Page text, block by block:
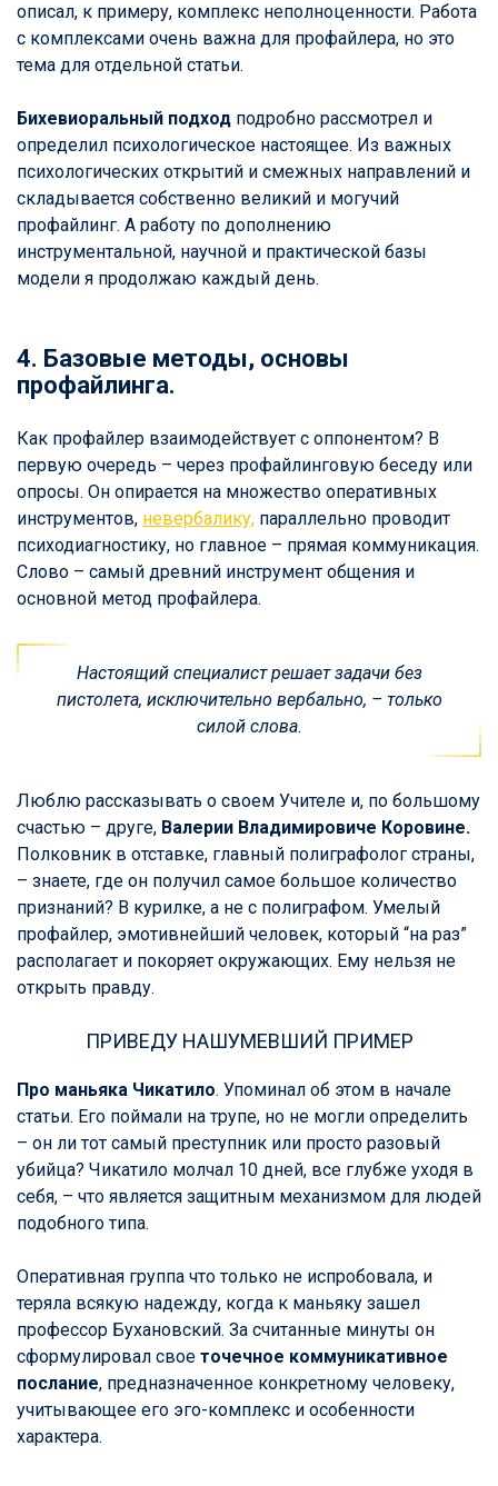
описал, к примеру, комплекс неполноценности. Работа
с комплексами очень важна для профайлера, но это
тема для отдельной статьи.
Бихевиоральный подход подробно рассмотрел и
определил психологическое настоящее. Из важных
психологических открытий и смежных направлений и
складывается собственно великий и могучий
профайлинг. А работу по дополнению
инструментальной, научной и практической базы
модели я продолжаю каждый день.
4. Базовые методы, основы
профайлинга.
Как профайлер взаимодействует с оппонентом? В
первую очередь – через профайлинговую беседу или
опросы. Он опирается на множество оперативных
инструментов, невербалику, параллельно проводит
психодиагностику, но главное – прямая коммуникация.
Слово – самый древний инструмент общения и
основной метод профайлера.
Настоящий специалист решает задачи без
пистолета, исключительно вербально, – только
силой слова.
Люблю рассказывать о своем Учителе и, по большому
счастью – друге, Валерии Владимировиче Коровине.
Полковник в отставке, главный полиграфолог страны,
– знаете, где он получил самое большое количество
признаний? В курилке, а не с полиграфом. Умелый
профайлер, эмотивнейший человек, который “на раз”
располагает и покоряет окружающих. Ему нельзя не
открыть правду.
ПРИВЕДУ НАШУМЕВШИЙ ПРИМЕР
Про маньяка Чикатило. Упоминал об этом в начале
статьи. Его поймали на трупе, но не могли определить
– он ли тот самый преступник или просто разовый
убийца? Чикатило молчал 10 дней, все глубже уходя в
себя, – что является защитным механизмом для людей
подобного типа.
Оперативная группа что только не испробовала, и
теряла всякую надежду, когда к маньяку зашел
профессор Бухановский. За считанные минуты он
сформулировал свое точечное коммуникативное
послание, предназначенное конкретному человеку,
учитывающее его эго-комплекс и особенности
характера.